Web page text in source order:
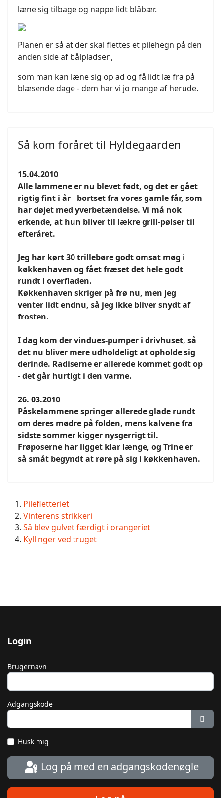
læne sig tilbage og nappe lidt blåbær.
Planen er så at der skal flettes et pilehegn på den
anden side af bålpladsen,
som man kan læne sig op ad og få lidt læ fra på
blæsende dage - dem har vi jo mange af herude.
Så kom foråret til Hyldegaarden
15.04.2010
Alle lammene er nu blevet født, og det er gået
rigtig fint i år - bortset fra vores gamle får, som
har døjet med yverbetændelse. Vi må nok
erkende, at hun bliver til lækre grill-pølser til
efteråret.
Jeg har kørt 30 trillebøre godt omsat møg i
køkkenhaven og fået fræset det hele godt
rundt i overfladen.
Køkkenhaven skriger på frø nu, men jeg
venter lidt endnu, så jeg ikke bliver snydt af
frosten.
I dag kom der vindues-pumper i drivhuset, så
det nu bliver mere udholdeligt at opholde sig
derinde. Radiserne er allerede kommet godt op
- det går hurtigt i den varme.
26. 03.2010
Påskelammene springer allerede glade rundt
om deres mødre på folden, mens kalvene fra
sidste sommer kigger nysgerrigt til.
Frøposerne har ligget klar længe, og Trine er
så småt begyndt at røre på sig i køkkenhaven.
Pilefletteriet
Vinterens strikkeri
Så blev gulvet færdigt i orangeriet
Kyllinger ved truget
Login
Brugernavn
Adgangskode
Vis
Husk mig
Log på med en adgangskodenøgle